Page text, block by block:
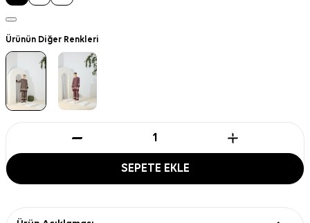
Ürünün Diğer Renkleri
SEPETE EKLE